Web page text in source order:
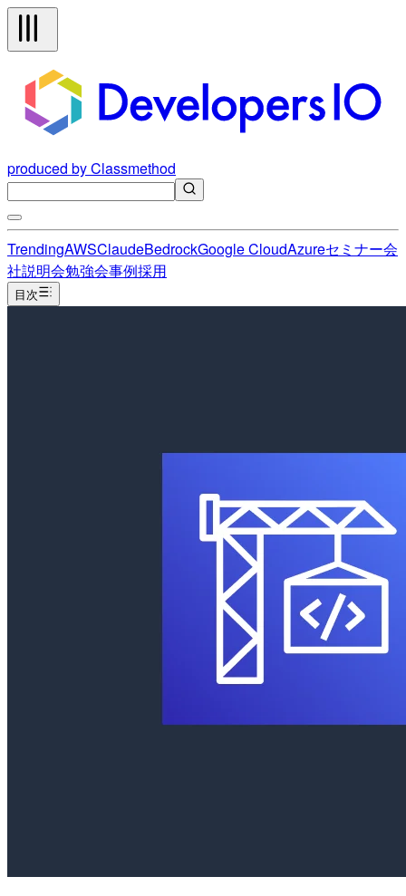
produced by Classmethod
TrendingAWSClaudeBedrockGoogle CloudAzureセミナー会
社説明会勉強会事例採用
目次